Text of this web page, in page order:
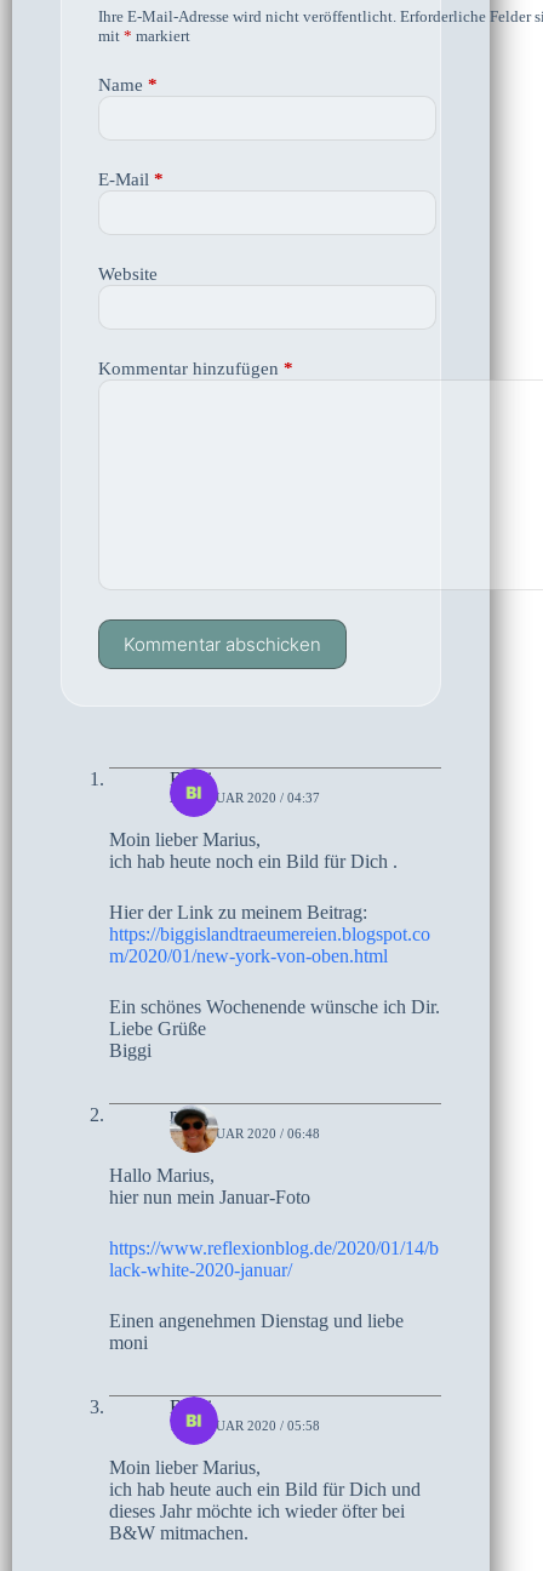
Ihre E-Mail-Adresse wird nicht veröffentlicht. Erforderliche Felder
mit * markiert
Name *
E-Mail *
Website
Kommentar hinzufügen *
Kommentar abschicken
Biggi
24. JANUAR 2020 / 04:37
Moin lieber Marius,
ich hab heute noch ein Bild für Dich .
Hier der Link zu meinem Beitrag:
https://biggislandtraeumereien.blogspot.co
m/2020/01/new-york-von-oben.html
Ein schönes Wochenende wünsche ich Dir.
Liebe Grüße
Biggi
moni
14. JANUAR 2020 / 06:48
Hallo Marius,
hier nun mein Januar-Foto
https://www.reflexionblog.de/2020/01/14/b
lack-white-2020-januar/
Einen angenehmen Dienstag und liebe
moni
Biggi
12. JANUAR 2020 / 05:58
Moin lieber Marius,
ich hab heute auch ein Bild für Dich und
dieses Jahr möchte ich wieder öfter bei
B&W mitmachen.